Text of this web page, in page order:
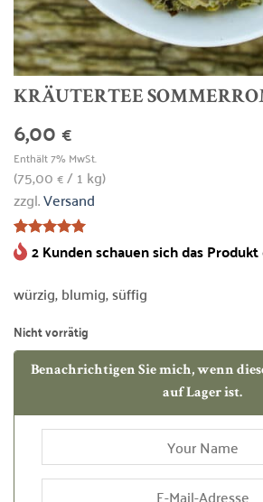
KRÄUTERTEE
6,00 €
Enthält 7% MwSt.
(75,00 €/ 1 kg)
zzgl.Versand
Bewertet
mit 5von
auf
1
Kundenbewertung
2 Kunden schauen sich das
würzig, blumig, süffig
Nicht vorrätig
Benachrichtigen Sie mich, wenn
auf Lager ist.